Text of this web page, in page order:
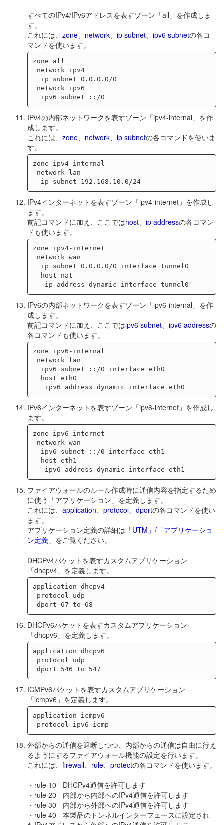
すべてのIPv4/IPv6アドレスを表すゾーン「all」を作成しま
す。
これには、 zone network ip subnet ipv6 subnetの各コ
マンドを使います。
zone all
IPv4の内部ネットワークを表すゾーン「ipv4-internal」を作
成します。
これには、 zone network ip subnetの各コマンドを使いま
す。
zone ipv4-internal
  ip subnet 192.168.10.0/24
IPv4インターネットを表すゾーン「ipv4-internet」を作成し
ます。
前記コマンドに加え、ここではhost ip addressの各コマン
ドも使います。
zone ipv4-internet
IPv6の内部ネットワークを表すゾーン「ipv6-internal」を作
成します。
前記コマンドに加え、ここではipv6 subnet ipv6 addressの
各コマンドも使います。
zone ipv6-internal
IPv6インターネットを表すゾーン「ipv6-internet」を作成し
ます。
zone ipv6-internet
ファイアウォールのルール作成時に通信内容を指定するため
に使う「アプリケーション」を定義します。
これには、 application protocol dportの各コマンドを使い
ます。
アプリケーション定義の詳細は 「UTM」/「アプリケーショ
ン定義」 をご覧ください。
DHCPv4パケットを表すカスタムアプリケーション
「dhcpv4」を定義します。
application dhcpv4
DHCPv6パケットを表すカスタムアプリケーション
「dhcpv6」を定義します。
application dhcpv6
ICMPv6パケットを表すカスタムアプリケーション
「icmpv6」を定義します。
application icmpv6
外部からの通信を遮断しつつ、内部からの通信は自由に行え
るようにするファイアウォール機能の設定を行います。
これには、 firewall rule protectの各コマンドを使います。
・rule 10 - DHCPv4通信を許可します
・rule 20 - 内部から内部へのIPv4通信を許可します
・rule 30 - 内部から外部へのIPv4通信を許可します
・rule 40 - 本製品のトンネルインターフェースに設定され